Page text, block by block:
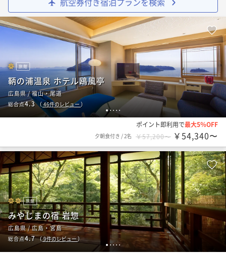
12 3 4 5
旅館
鞆の浦温泉 ホテル鴎風亭
広島県 / 福山・尾道
総合点4.3（46件のレビュー）
ポイント即利用で最大5％OFF
夕朝食付き /2名 ￥57,200〜 ￥54,340〜
1 2345
旅館
みやじまの宿 岩惣
広島県 / 広島・宮島
総合点4.7（9件のレビュー）